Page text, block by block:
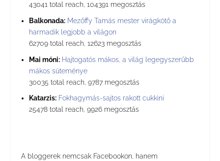
43041 total reach, 104391 megosztás
Balkonada: Mezőffy Tamás mester virágkötő a
harmadik legjobb a világon
62709 total reach, 12623 megosztás
Mai móni: Hajtogatós mákos, a világ legegyszerűbb
mákos süteménye
30035 total reach, 9787 megosztás
Katarzis: Fokhagymás-sajtos rakott cukkini
25478 total reach, 9926 megosztás
A bloggerek nemcsak Facebookon, hanem